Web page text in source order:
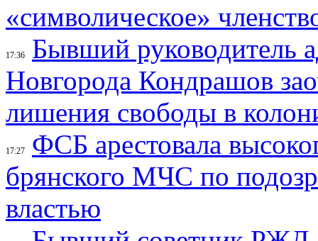
«символическое»
17:36
Бывший руководитель
Новгорода Кондрашов
лишения свободы в
17:27
ФСБ арестовала
брянского МЧС по
властью